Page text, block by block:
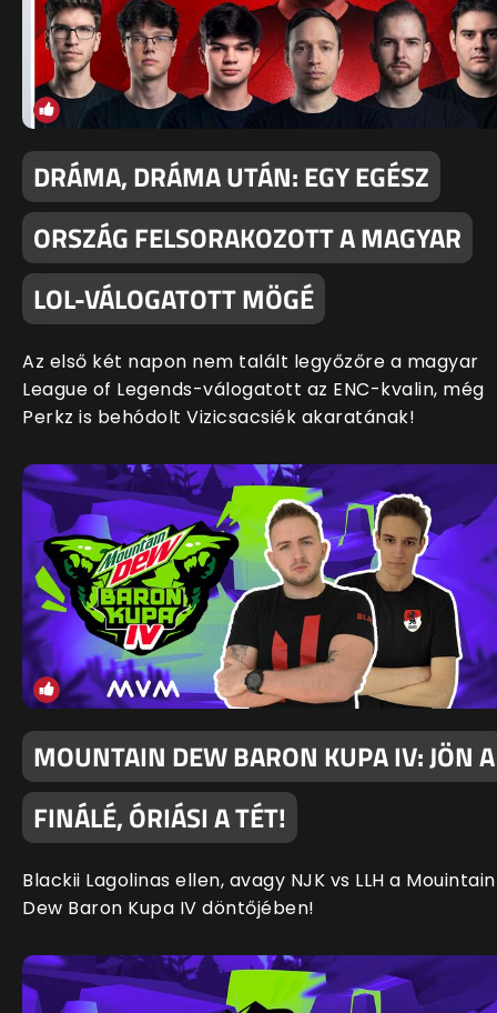
DRÁMA, DRÁMA UTÁN: EGY EGÉSZ
ORSZÁG FELSORAKOZOTT A MAGYAR
LOL-VÁLOGATOTT MÖGÉ
Az első két napon nem talált legyőzőre a magyar
League of Legends-válogatott az ENC-kvalin, még
Perkz is behódolt Vizicsacsiék akaratának!
MOUNTAIN DEW BARON KUPA IV: JÖN A
FINÁLÉ, ÓRIÁSI A TÉT!
Blackii Lagolinas ellen, avagy NJK vs LLH a Mouintain
Dew Baron Kupa IV döntőjében!